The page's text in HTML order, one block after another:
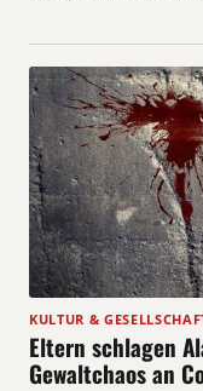
KULTUR &
Eltern schlagen
Gewaltchaos an